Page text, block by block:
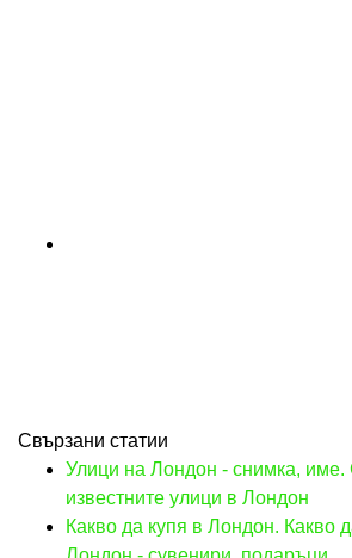
Свързани статии
Улици на Лондон - снимка, име.
известните улици в Лондон
Какво да купя в Лондон. Какво